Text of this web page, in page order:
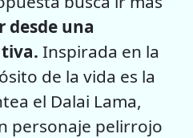
desde una
Inspirada en la
de la vida es la
el Dalai Lama,
personaje pelirrojo